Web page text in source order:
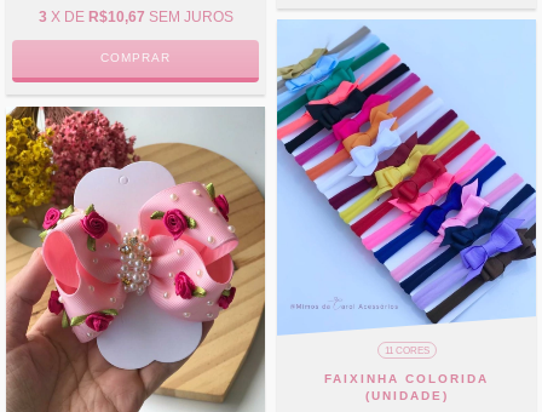
3 X DE R$10,67 SEM JUROS
COMPRAR
11 CORES
FAIXINHA COLORIDA
(UNIDADE)